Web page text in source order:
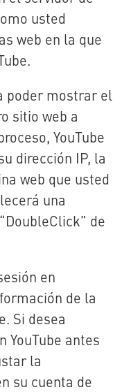
usted
web en la que
poder mostrar el
sitio web a
YouTube
dirección IP, la
web que usted
una
de
en
de la
Si desea
YouTube antes
la
su cuenta de